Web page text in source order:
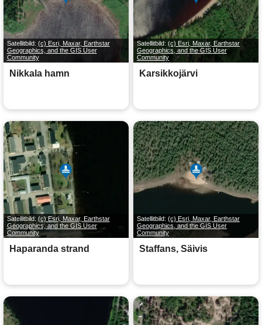
Satellitbild: (c) Esri, Maxar, Earthstar
Geographics, and the GIS User
Community
Nikkala hamn
Satellitbild: (c) Esri, Maxar, Earthstar
Geographics, and the GIS User
Community
Karsikkojärvi
Satellitbild: (c) Esri, Maxar, Earthstar
Geographics, and the GIS User
Community
Haparanda strand
Satellitbild: (c) Esri, Maxar, Earthstar
Geographics, and the GIS User
Community
Staffans, Säivis